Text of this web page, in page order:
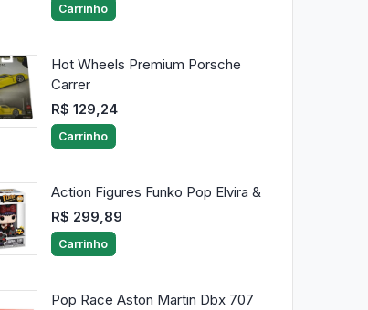
Carrinho
Hot Wheels Premium Porsche
Carrer
R$ 129,24
Carrinho
Action Figures Funko Pop Elvira &
R$ 299,89
Carrinho
Pop Race Aston Martin Dbx 707